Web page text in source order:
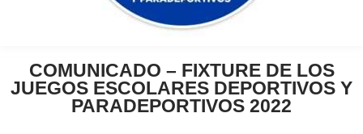
COMUNICADO – FIXTURE DE LOS
JUEGOS ESCOLARES DEPORTIVOS Y
PARADEPORTIVOS 2022